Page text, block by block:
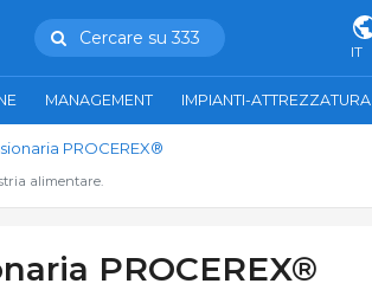
Cercare su 333
IT
MANAGEMENT IMPIANTI-ATTREZZATURA
PROCEREX®
alimentare.
PROCEREX®